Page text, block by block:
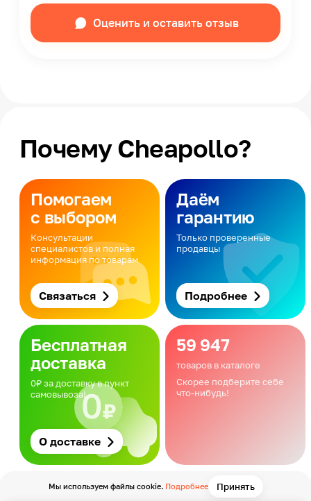
Оценить и оставить отзыв
Почему Cheapollo?
Помогаем
с выбором
Консультации
специалистов и полная
информация по товарам
Связаться
Даём
гарантию
Только проверенные
продавцы
Подробнее
Бесплатная
доставка
0₽ за доставку в пункт
самовывоза!
О доставке
59 947
товаров в каталоге
Скорее подберите себе
что-нибудь!
Мы используем файлы cookie. Подробнее Принять